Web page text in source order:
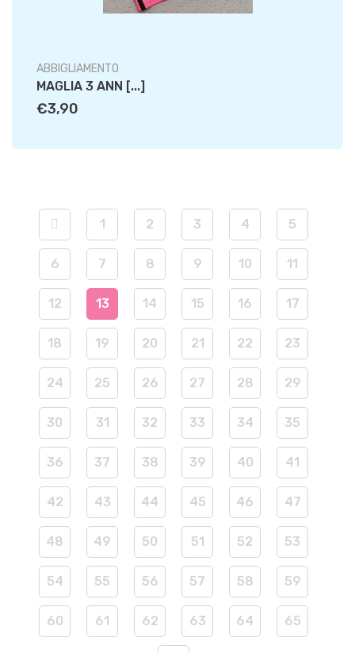
ABBIGLIAMENTO
MAGLIA 3 ANN [...]
€3,90
1 2 3 4 5
6 7 8 9 10 11
12 13 14 15 16 17
18 19 20 21 22 23
24 25 26 27 28 29
30 31 32 33 34 35
36 37 38 39 40 41
42 43 44 45 46 47
48 49 50 51 52 53
54 55 56 57 58 59
60 61 62 63 64 65